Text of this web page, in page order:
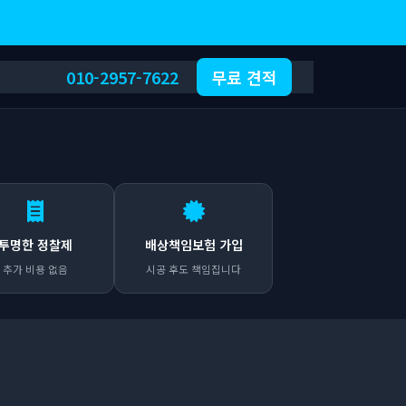
010-2957-7622 무료 견적
명한 정찰제
추가 비용 없음
배상책임보험 가입
시공 후도 책임집니다